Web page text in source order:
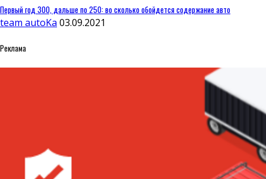
Первый год 300, дальше по 250: во сколько обойдется содержание авто
team autoKa 03.09.2021
Реклама